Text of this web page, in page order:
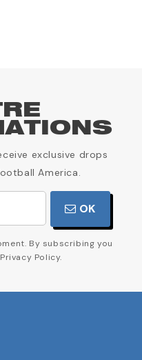
exclusive drops
America.
OK
By subscribing you
Policy.